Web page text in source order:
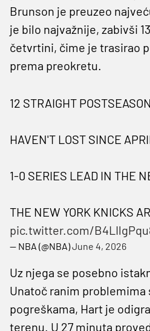
Brunson je preuzeo
je bilo najvažnije, zabivši
četvrtini, čime je trasirao
prema preokretu.
12 STRAIGHT
HAVEN'T LOST SINCE
1-0 SERIES LEAD IN THE
THE NEW YORK KNICKS
pic.twitter.com/
— NBA (@NBA)June 4, 2026
Uz njega se posebno
Unatoč ranim problemima
pogreškama, Hart je
terenu. U 27 minuta